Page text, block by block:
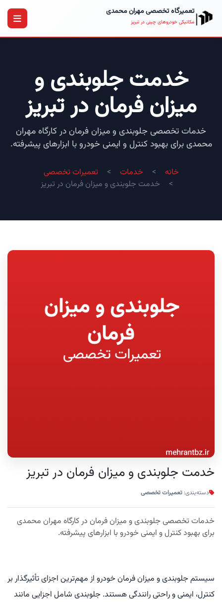
تعمیرگاه تخصصی مهران محمدی
مکانیکی خودروهای چینی در تبریز
خدمت جلوبندی و
میزان فرمان در تبریز
خدمات تخصصی جلوبندی و میزان فرمان در کارگاه مهران
محمدی برای بهبود کنترل و ایمنی خودرو با ابزارهای پیشرفته.
خانه خدمات
تعمیرات تخصصی
خدمت جلوبندی و میزان فرمان در تبریز
خدمت جلوبندی و میزان فرمان در تبریز
دسته‌بندی: تعمیرات تخصصی
خدمات تخصصی جلوبندی و میزان فرمان در کارگاه مهران محمدی
برای بهبود کنترل و ایمنی خودرو با ابزارهای پیشرفته.
سیستم جلوبندی و میزان فرمان خودرو از مهم‌ترین اجزای تأثیرگذار بر
کنترل، ایمنی و راحتی رانندگی هستند. جلوبندی شامل اجزایی مانند